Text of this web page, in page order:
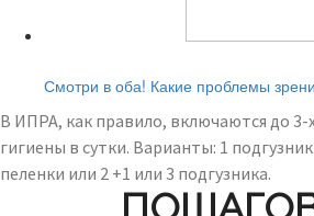
Смотри в оба! Какие проблемы
В ИПРА, как правило, включаются до
гигиены в сутки. Варианты: 1
пеленки или 2 +1 или 3 подгузника.